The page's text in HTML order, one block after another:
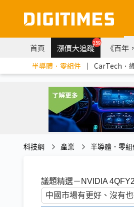
首頁 漲價大追蹤259 《百
半導體．零組件 ｜ CarTech．
科技網 產業 半導體．零組
議題精選－NVIDIA